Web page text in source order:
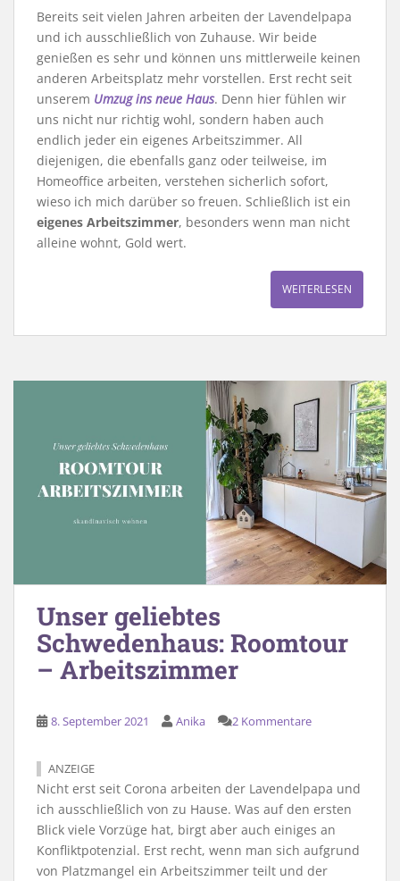
Bereits seit vielen Jahren arbeiten der Lavendelpapa
und ich ausschließlich von Zuhause. Wir beide
genießen es sehr und können uns mittlerweile keinen
anderen Arbeitsplatz mehr vorstellen. Erst recht seit
unserem Umzug ins neue Haus. Denn hier fühlen wir
uns nicht nur richtig wohl, sondern haben auch
endlich jeder ein eigenes Arbeitszimmer. All
diejenigen, die ebenfalls ganz oder teilweise, im
Homeoffice arbeiten, verstehen sicherlich sofort,
wieso ich mich darüber so freuen. Schließlich ist ein
eigenes Arbeitszimmer, besonders wenn man nicht
alleine wohnt, Gold wert.
WEITERLESEN
Unser geliebtes
Schwedenhaus: Roomtour
– Arbeitszimmer
8. September 2021 Anika 2 Kommentare
ANZEIGE
Nicht erst seit Corona arbeiten der Lavendelpapa und
ich ausschließlich von zu Hause. Was auf den ersten
Blick viele Vorzüge hat, birgt aber auch einiges an
Konfliktpotenzial. Erst recht, wenn man sich aufgrund
von Platzmangel ein Arbeitszimmer teilt und der